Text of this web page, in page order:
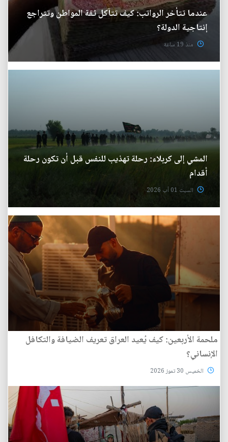
عندما تتأخر الرواتب: كيف تتآكل ثقة المواطن وتتراجع
إنتاجية الدولة؟
منذ 19 ساعة
المشي إلى كربلاء: رحلة تهذيب للنفس قبل أن تكون رحلة
أقدام
السبت 01 آب 2026
ملحمة الأربعين: كيف يُعيد العراق تعريف الضيافة والتكافل
الإنساني؟
الخميس 30 تموز 2026